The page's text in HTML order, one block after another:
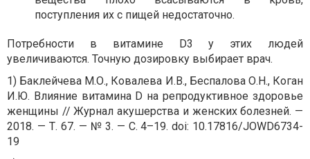
поступления их с пищей недостаточно.
Потребности в витамине D3 у этих людей
увеличиваются. Точную дозировку выбирает врач.
1) Баклейчева М.О., Ковалева И.В., Беспалова О.Н., Коган
И.Ю. Влияние витамина D на репродуктивное здоровье
женщины // Журнал акушерства и женских болезней. —
2018. — Т. 67. — № 3. — С. 4–19. doi: 10.17816/JOWD6734-
19